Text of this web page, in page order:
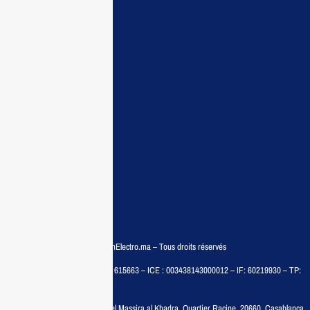
© COPYRIGHT 2025 – MaisonElectro.ma – Tous droits réservés
MAISON MEDIA, SARL – RC : 615663 – ICE : 003438143000012 – IF: 60219930 – TP: